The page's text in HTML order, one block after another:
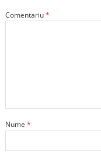
Comentariu*
Nume *